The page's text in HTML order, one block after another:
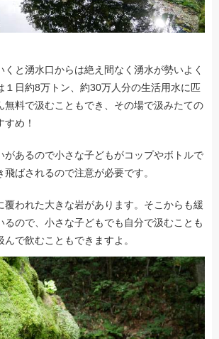
くと湧水口からは絶え間なく湧水が勢いよく
１日約8万トン、約30万人分の生活用水に匹
無料で汲むこともでき、その場で汲みたての
め！
があるので小さな子どもがコップやボトルで
ばされるので注意が必要です。
覆われた大きな岩があります。そこからも緩
るので、小さな子どもでも自分で汲むことも
で飲むこともできますよ。